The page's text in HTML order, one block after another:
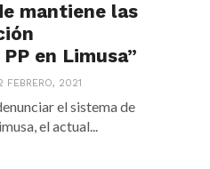
mantiene las
en Limusa”
FEBRERO, 2021
el sistema de
el actual...